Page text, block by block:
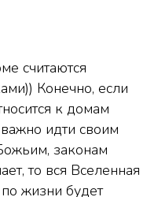
считаются
Конечно, если
к домам
идти своим
законам
то вся Вселенная
жизни будет